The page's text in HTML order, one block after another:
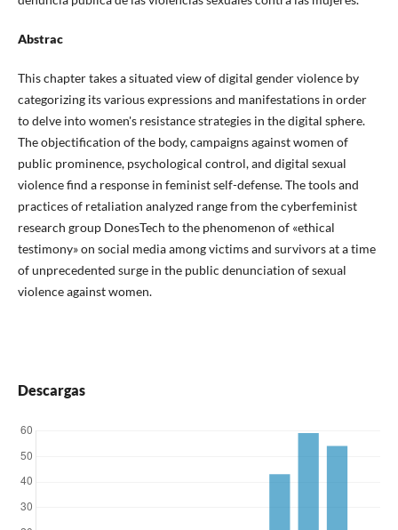
Abstrac
This chapter takes a situated view of digital gender violence by
categorizing its various expressions and manifestations in order
to delve into women's resistance strategies in the digital sphere.
The objectification of the body, campaigns against women of
public prominence, psychological control, and digital sexual
violence find a response in feminist self-defense. The tools and
practices of retaliation analyzed range from the cyberfeminist
research group DonesTech to the phenomenon of «ethical
testimony» on social media among victims and survivors at a time
of unprecedented surge in the public denunciation of sexual
violence against women.
Descargas